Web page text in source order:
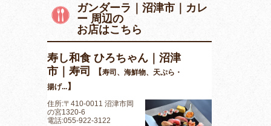
ガンダーラ｜沼津市｜カレ
ー 周辺の
お店はこちら
寿し和食 ひろちゃん｜沼津
市｜寿司
【寿司、海鮮物、天ぷら・
揚げ...】
住所:〒410-0011 沼津市岡
の宮1320-6
電話:055-922-3122